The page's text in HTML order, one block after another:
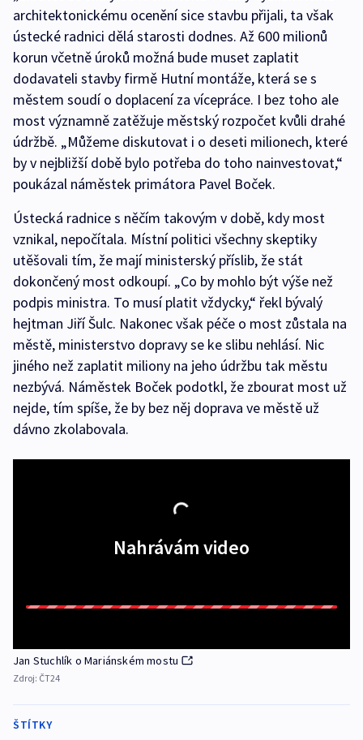
architektonickému ocenění sice stavbu přijali, ta však
ústecké radnici dělá starosti dodnes. Až 600 milionů
korun včetně úroků možná bude muset zaplatit
dodavateli stavby firmě Hutní montáže, která se s
městem soudí o doplacení za vícepráce. I bez toho ale
most významně zatěžuje městský rozpočet kvůli drahé
údržbě. „Můžeme diskutovat i o deseti milionech, které
by v nejbližší době bylo potřeba do toho nainvestovat,“
poukázal náměstek primátora Pavel Boček.
Ústecká radnice s něčím takovým v době, kdy most
vznikal, nepočítala. Místní politici všechny skeptiky
utěšovali tím, že mají ministerský příslib, že stát
dokončený most odkoupí. „Co by mohlo být výše než
podpis ministra. To musí platit vždycky,“ řekl bývalý
hejtman Jiří Šulc. Nakonec však péče o most zůstala na
městě, ministerstvo dopravy se ke slibu nehlásí. Nic
jiného než zaplatit miliony na jeho údržbu tak městu
nezbývá. Náměstek Boček podotkl, že zbourat most už
nejde, tím spíše, že by bez něj doprava ve městě už
dávno zkolabovala.
Nahrávám video
Jan Stuchlík o Mariánském mostu
Zdroj: ČT24
ŠTÍTKY